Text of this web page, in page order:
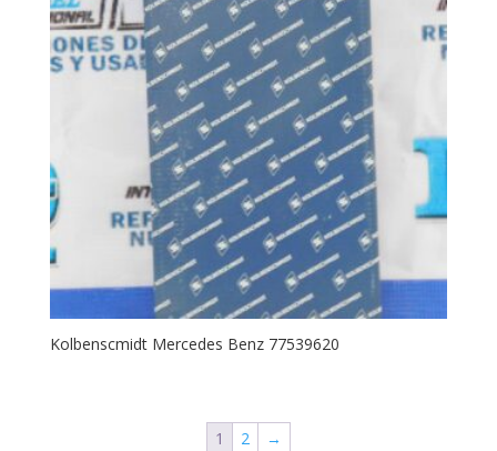
Kolbenscmidt Mercedes Benz 77539620
1 2
→